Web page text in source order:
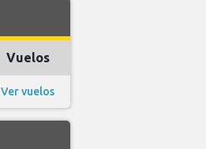
Vuelos
Ver vuelos